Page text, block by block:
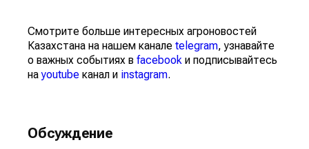
Смотрите больше интересных агроновостей
Казахстана на нашем канале telegram, узнавайте
о важных событиях в facebook и подписывайтесь
наyoutube канал и instagram.
Обсуждение